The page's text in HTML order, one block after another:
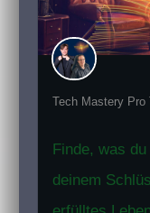
Tech Mastery Pro
Finde, was
deinem